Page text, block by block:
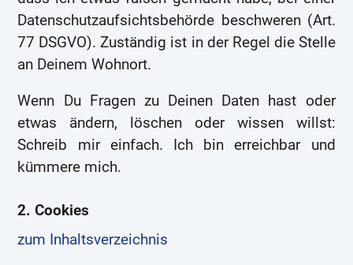
Datenschutzaufsichtsbehörde beschweren (Art.
77 DSGVO). Zuständig ist in der Regel die Stelle
an Deinem Wohnort.
Wenn Du Fragen zu Deinen Daten hast oder
etwas ändern, löschen oder wissen willst:
Schreib mir einfach. Ich bin erreichbar und
kümmere mich.
2. Cookies
zum Inhaltsverzeichnis